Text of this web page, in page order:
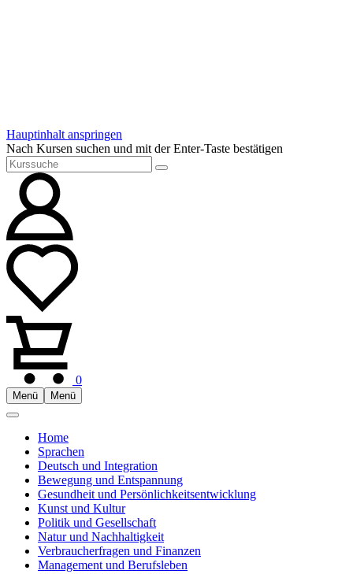
Hauptinhalt anspringen
Nach Kursen suchen und mit der Enter-Taste bestätigen
0
Menü Menü
Home
Sprachen
Deutsch und Integration
Bewegung und Entspannung
Gesundheit und Persönlichkeitsentwicklung
Kunst und Kultur
Politik und Gesellschaft
Natur und Nachhaltigkeit
Verbraucherfragen und Finanzen
Management und Berufsleben